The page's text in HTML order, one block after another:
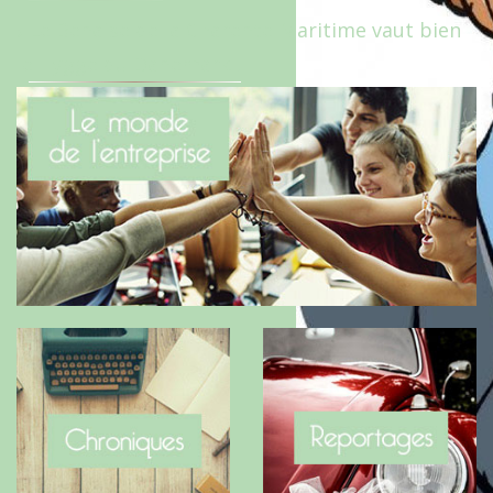
Le Benaise de la Charente-Maritime vaut bien